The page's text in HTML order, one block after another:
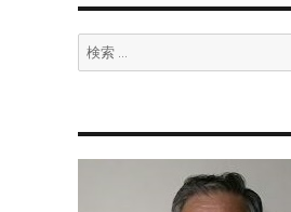
検
索: